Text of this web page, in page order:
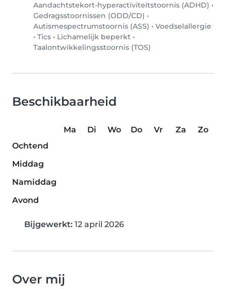
Aandachtstekort-hyperactiviteitstoornis (ADHD) •
Gedragsstoornissen (ODD/CD) •
Autismespectrumstoornis (ASS) • Voedselallergie
• Tics • Lichamelijk beperkt •
Taalontwikkelingsstoornis (TOS)
Beschikbaarheid
Ma Di Wo Do Vr Za
Zo
Ochtend
Middag
Namiddag
Avond
Bijgewerkt: 12 april 2026
Over mij